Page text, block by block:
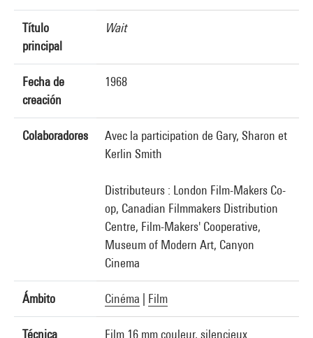
Título
principal
Wait
Fecha de
creación
1968
Colaboradores
Avec la participation de Gary, Sharon et
Kerlin Smith
Distributeurs : London Film-Makers Co-
op, Canadian Filmmakers Distribution
Centre, Film-Makers' Cooperative,
Museum of Modern Art, Canyon
Cinema
Ámbito Cinéma Film
Técnica Film 16 mm couleur, silencieux